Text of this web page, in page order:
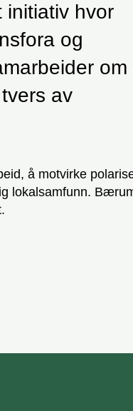
hvor
og
om
av
å motvirke
lokalsamfunn.